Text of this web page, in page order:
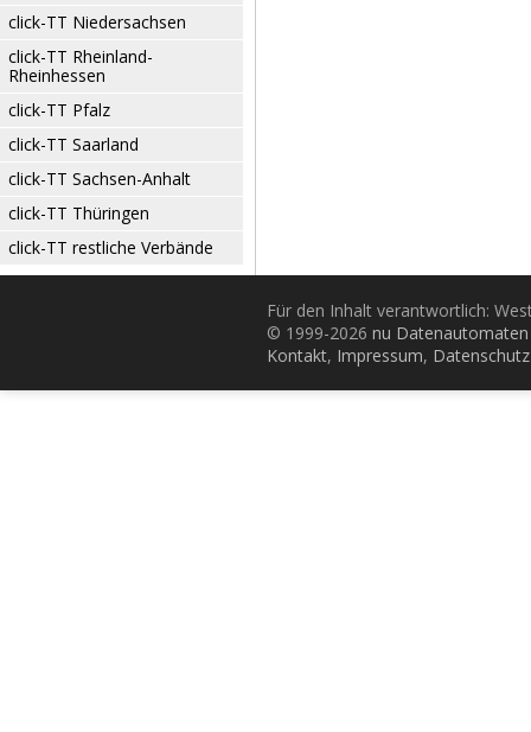
click-TT Niedersachsen
click-TT Rheinland-
Rheinhessen
click-TT Pfalz
click-TT Saarland
click-TT Sachsen-Anhalt
click-TT Thüringen
click-TT restliche Verbände
Für den Inhalt verantwortlich:
© 1999-2026 nu
Kontakt, Impressum, Datenschutz